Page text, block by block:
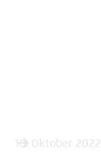
10. Oktober 2022